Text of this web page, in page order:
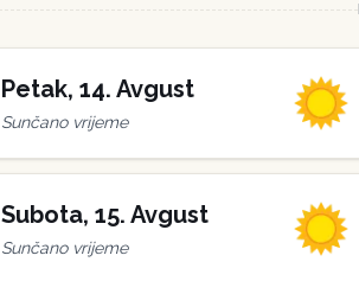
Petak, 14. Avgust
Sunčano vrijeme
Subota, 15. Avgust
Sunčano vrijeme